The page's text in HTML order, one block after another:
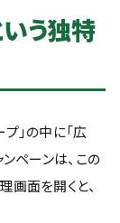
いう独特
」の中に「広
ペーンは、この
面を開くと、